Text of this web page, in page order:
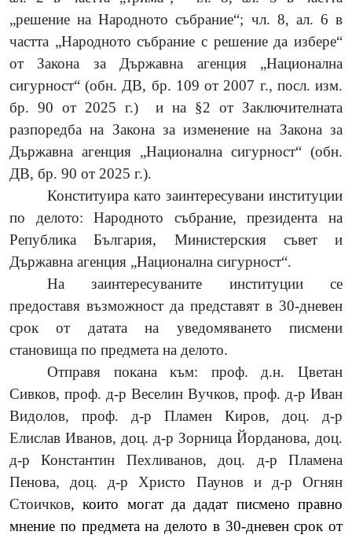
„решение на Народното събрание“; чл. 8, ал. 6 в
частта „Народното събрание с решение да избере“
от Закона за Държавна агенция „Национална
сигурност“ (обн. ДВ, бр. 109 от 2007 г., посл. изм.
бр. 90 от 2025 г.)
и на §2 от Заключителната
разпоредба на Закона за изменение на Закона за
Държавна агенция „Национална сигурност“ (обн.
ДВ, бр. 90 от 2025 г.).
Конституира като заинтересувани институции
по делото: Народното събрание, президента на
Република България, Министерския съвет и
Държавна агенция „Национална сигурност“.
На заинтересуваните институции се
предоставя възможност да представят в 30-дневен
срок от датата на уведомяването писмени
становища по предмета на делото.
Отправя покана към: проф. д.н. Цветан
Сивков, проф. д-р Веселин Вучков, проф. д-р Иван
Видолов, проф. д-р Пламен Киров, доц. д-р
Елислав Иванов, доц. д-р Зорница Йорданова, доц.
д-р Константин Пехливанов, доц. д-р Пламена
Пенова, доц. д-р Христо Паунов и д-р Огнян
Стоичков,които могат да дадат писмено правно
мнение по предмета на делото в 30-дневен срок от